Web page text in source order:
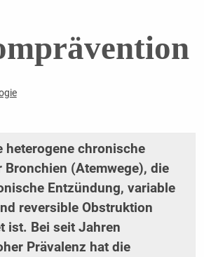
heterogene chronische
Bronchien (Atemwege), die
Entzündung, variable
reversible Obstruktion
ist. Bei seit Jahren
Prävalenz hat die